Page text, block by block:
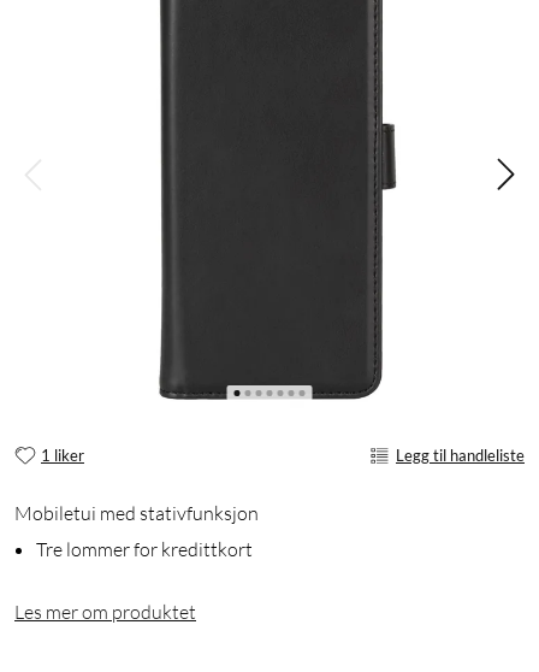
1 liker Legg til handleliste
Mobiletui med stativfunksjon
Tre lommer for kredittkort
Les mer om produktet